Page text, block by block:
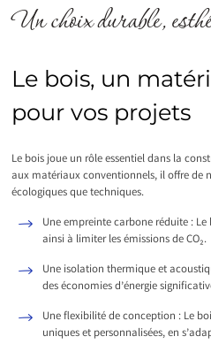
Un choix durable,
Le bois, un
pour vos projets
Le bois joue un rôle essentiel dans la
aux matériaux conventionnels, il offre de
écologiques que techniques.
Une empreinte carbone réduite :
ainsi à limiter les émissions de CO₂.
Une isolation thermique et
des économies d’énergie
Une flexibilité de conception : Le
uniques et personnalisées, en